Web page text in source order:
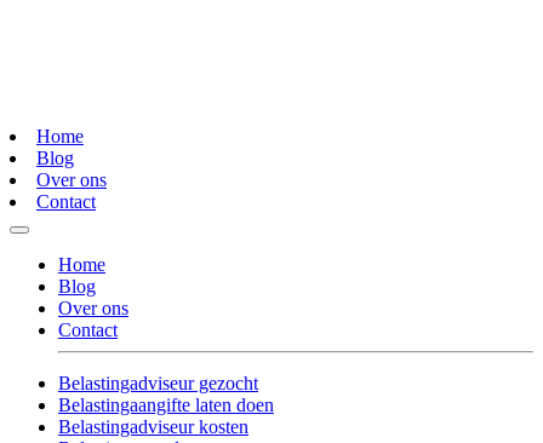
Home
Blog
Over ons
Contact
Home
Blog
Over ons
Contact
Belastingadviseur gezocht
Belastingaangifte laten doen
Belastingadviseur kosten